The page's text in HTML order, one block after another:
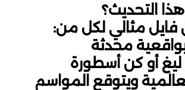
التحديث؟
فايل مثالي لكل من:
محدثة
أو كن أسطورة
ويتوقع المواسم